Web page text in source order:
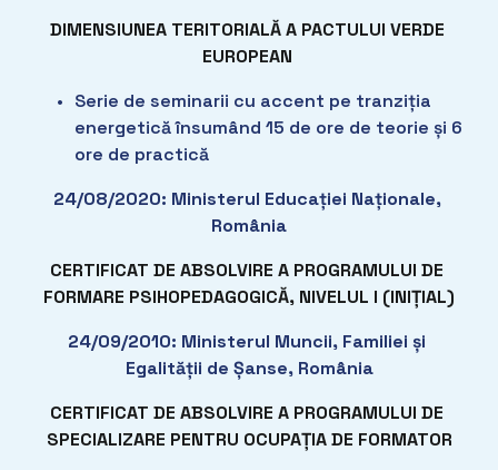
DIMENSIUNEA TERITORIALĂ A PACTULUI VERDE
EUROPEAN
Serie de seminarii cu accent pe tranziția
energetică însumând 15 de ore de teorie și 6
ore de practică
24/08/2020: Ministerul Educației Naționale,
România
CERTIFICAT DE ABSOLVIRE A PROGRAMULUI DE
FORMARE PSIHOPEDAGOGICĂ, NIVELUL I (INIȚIAL)
24/09/2010: Ministerul Muncii, Familiei și
Egalității de Șanse, România
CERTIFICAT DE ABSOLVIRE A PROGRAMULUI DE
SPECIALIZARE PENTRU OCUPAȚIA DE FORMATOR